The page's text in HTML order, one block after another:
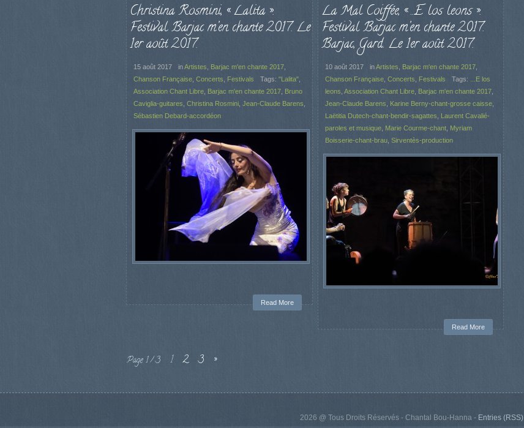
Christina Rosmini, « Lalita ».
Festival Barjac m’en chante 2017. Le
1er août 2017.
15 août 2017 inArtistes Barjac m'en chante 2017
Chanson Française Concerts Festivals Tags: "Lalita"
Association Chant Libre Barjac m'en chante 2017 Bruno
Caviglia-guitares Christina Rosmini Jean-Claude Barens
Sébastien Debard-accordéon
Read More
La Mal Coiffée, « …E los leons ».
Festival Barjac m’en chante 2017.
Barjac, Gard. Le 1er août 2017.
10 août 2017 inArtistes Barjac m'en chante 2017,
Chanson Française, Concerts Festivals Tags:
...E los
leons Association Chant Libre, Barjac m'en chante 2017,
Jean-Claude Barens
Karine Berny-chant-grosse caisse,
Laëtitia Dutech-chant-bendir-sagattes
Laurent Cavalié-
paroles et musique, Marie Courme-chant, Myriam
Boisserie-chant-brau, Sirventès-production
Read More
Page 1 / 3 1 2 3 »
2026 @ Tous Droits Réservés - Chantal Bou-Hanna - Entries (RSS)